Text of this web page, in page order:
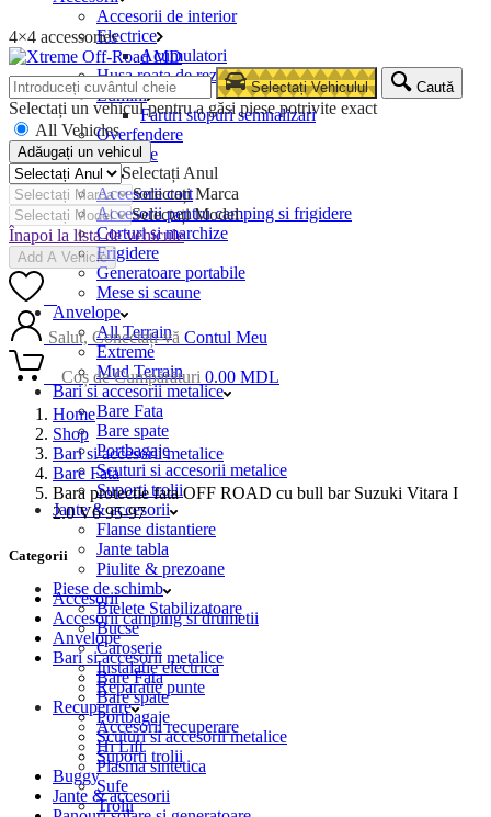
Accesorii de interior
Electrice
Acumulatori
Husa roata de rezerva
Lumini
Faruri stopuri semnalizari
Overfendere
Snorkele
Camping
Accesorii cort
Accesorii pentru camping si frigidere
Corturi si marchize
Frigidere
Generatoare portabile
Mese si scaune
Anvelope
All Terrain
Extreme
Mud Terrain
Bari si accesorii metalice
Bare Fata
Bare spate
Portbagaje
Scuturi si accesorii metalice
Suporti trolii
Jante & accesorii
Flanse distantiere
Jante tabla
Piulite & prezoane
Piese de schimb
Bielete Stabilizatoare
Bucse
Caroserie
Instalatie electrica
Reparatie punte
Recuperare
Accesorii recuperare
Hi Lift
Plasma sintetica
Sufe
Trolii
4×4 accessories
Selectați Vehiculul Caută
Selectați un vehicul pentru a găsi piese potrivite exact
All Vehicles
Adăugați un vehicul
Selectați Anul
Selectați Marca
Selectați Model
Înapoi la lista de vehicule
Add A Vehicle
Salut, Conectați-vă Contul Meu
Coș de Cumpărături 0.00 MDL
Home
Shop
Bari si accesorii metalice
Bare Fata
Bara protectie fata OFF ROAD cu bull bar Suzuki Vitara I
2.0 V6 95-97
Categorii
Accesorii
Accesorii camping si drumetii
Anvelope
Bari si accesorii metalice
Bare Fata
Bare spate
Portbagaje
Scuturi si accesorii metalice
Suporti trolii
Buggy
Jante & accesorii